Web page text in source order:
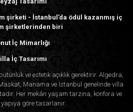
şirketi - İstanbul’da ödül kazanmış iç
şirketlerinden biri
İç Mimarlığı
İç Tasarımı
ve estetik açıklık gerektirir. Algedra,
Manama ve İstanbul genelinde villa
Her mekân yaşam tarzına, konfora ve
göre tasarlanır.